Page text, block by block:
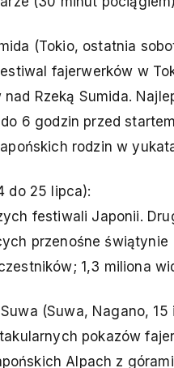
(Tokio, ostatnia
fajerwerków w
Rzeką Sumida.
6 godzin przed
rodzin w
do 25 lipca):
festiwali Japonii.
przenośne
1,3 miliona
(Suwa, Nagano, 15
pokazów
Alpach z